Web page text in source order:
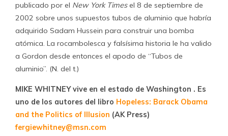
publicado por el New York Timesel 8 de septiembre de
2002 sobre unos supuestos tubos de aluminio que habría
adquirido Sadam Hussein para construir una bomba
atómica. La rocambolesca y falsísima historia le ha valido
a Gordon desde entonces el apodo de “Tubos de
aluminio”. (N. del t.)
MIKE WHITNEY vive en el estado de Washington . Es
uno de los autores del libro Hopeless: Barack Obama
and the Politics of Illusion (AK Press)
fergiewhitney@msn.com